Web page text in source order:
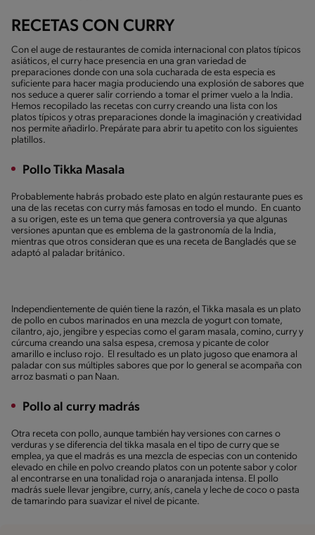
RECETAS CON CURRY
Con el auge de restaurantes de comida internacional con platos típicos
asiáticos, el curry hace presencia en una gran variedad de
preparaciones donde con una sola cucharada de esta especia es
suficiente para hacer magia produciendo una explosión de sabores que
nos seduce a querer salir corriendo a tomar el primer vuelo a la India.
Hemos recopilado las recetas con curry creando una lista con los
platos típicos y otras preparaciones donde la imaginación y creatividad
nos permite añadirlo. Prepárate para abrir tu apetito con los siguientes
platillos.
Pollo Tikka Masala
Probablemente habrás probado este plato en algún restaurante pues es
una de las recetas con curry más famosas en todo el mundo. En cuanto
a su origen, este es un tema que genera controversia ya que algunas
versiones apuntan que es emblema de la gastronomía de la India,
mientras que otros consideran que es una receta de Bangladés que se
adaptó al paladar británico.
Independientemente de quién tiene la razón, el Tikka masala es un plato
de pollo en cubos marinados en una mezcla de yogurt con tomate,
cilantro, ajo, jengibre y especias como el garam masala, comino, curry y
cúrcuma creando una salsa espesa, cremosa y picante de color
amarillo e incluso rojo. El resultado es un plato jugoso que enamora al
paladar con sus múltiples sabores que por lo general se acompaña con
arroz basmati o pan Naan.
Pollo al curry madrás
Otra receta con pollo, aunque también hay versiones con carnes o
verduras y se diferencia del tikka masala en el tipo de curry que se
emplea, ya que el madrás es una mezcla de especias con un contenido
elevado en chile en polvo creando platos con un potente sabor y color
al encontrarse en una tonalidad roja o anaranjada intensa. El pollo
madrás suele llevar jengibre, curry, anís, canela y leche de coco o pasta
de tamarindo para suavizar el nivel de picante.